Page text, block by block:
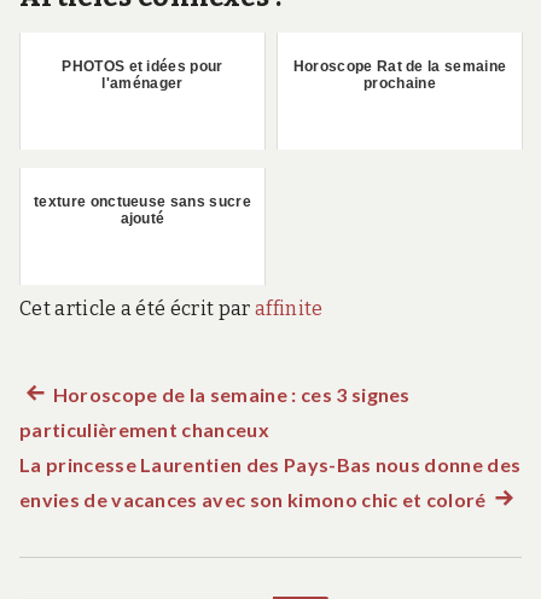
PHOTOS et idées pour
l'aménager
Horoscope Rat de la semaine
prochaine
texture onctueuse sans sucre
ajouté
Cet article a été écrit par affinite
Navigation
de
Article
précédent :
Horoscope de la semaine : ces 3 signes
particulièrement chanceux
La princesse Laurentien des Pays-Bas nous donne des
envies de vacances avec son kimono chic et coloré